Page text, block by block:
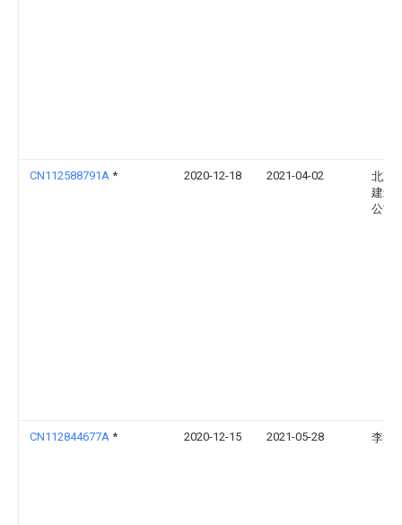
CN112588791A * 2020-12-18 2021-04-02
北京
建筑
公司
CN112844677A * 2020-12-15 2021-05-28 李治